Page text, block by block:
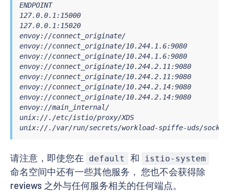
'@type': type.googleapis.com/
retryOn: connect-failure,refused-
       timeout: 0s
       weightedClusters:
         clusters:
- name: inbound-vip|9080|http/
           weight: 90
- name: inbound-vip|9080|http/
           weight: 10
ENDPOINT                                            STATUS
127.0.0.1:15000
127.0.0.1:15020
envoy://connect_originate/
envoy://connect_originate/10.244.1.6:9080
envoy://connect_originate/10.244.1.6:9080
envoy://connect_originate/10.244.2.11:9080
envoy://connect_originate/10.244.2.11:9080
envoy://connect_originate/10.244.2.14:9080
envoy://connect_originate/10.244.2.14:9080
envoy://main_internal/
unix://./etc/istio/proxy/XDS
unix://./var/run/secrets/workload-spiffe-uds/
请注意，即使您在 default 和 istio-system
命名空间中还有一些其他服务， 您也不会获得除
reviews 之外与任何服务相关的任何端点。